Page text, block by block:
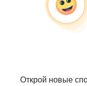
Открой новые